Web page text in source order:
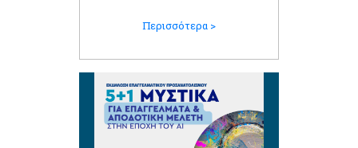
Περισσότερα >